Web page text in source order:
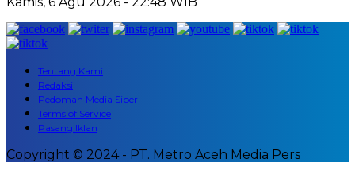
Tentang Kami
Redaksi
Pedoman Media Siber
Terms of Service
Pasang Iklan
Copyright © 2024 - PT. Metro Aceh Media Pers